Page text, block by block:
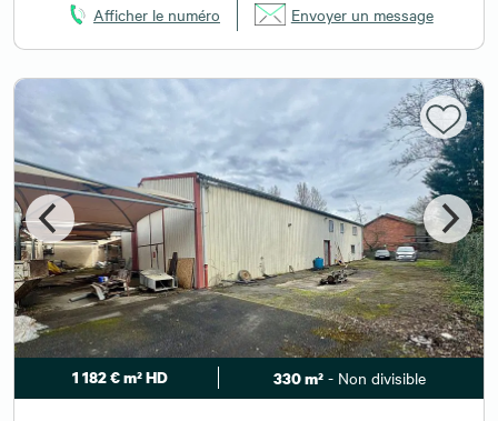
Afficher le numéro Envoyer un message
1 182 € m² HD 330 m²- Non divisible